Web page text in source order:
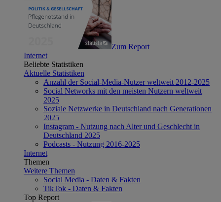
Zum Report
Internet
Beliebte Statistiken
Aktuelle Statistiken
Anzahl der Social-Media-Nutzer weltweit 2012-2025
Social Networks mit den meisten Nutzern weltweit
2025
Soziale Netzwerke in Deutschland nach Generationen
2025
Instagram - Nutzung nach Alter und Geschlecht in
Deutschland 2025
Podcasts - Nutzung 2016-2025
Internet
Themen
Weitere Themen
Social Media - Daten & Fakten
TikTok - Daten & Fakten
Top Report